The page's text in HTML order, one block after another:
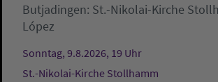
Butjadingen: St.-Nikolai-Kirche
López
Sonntag, 9.8.2026, 19 Uhr
St.-Nikolai-Kirche Stollhamm